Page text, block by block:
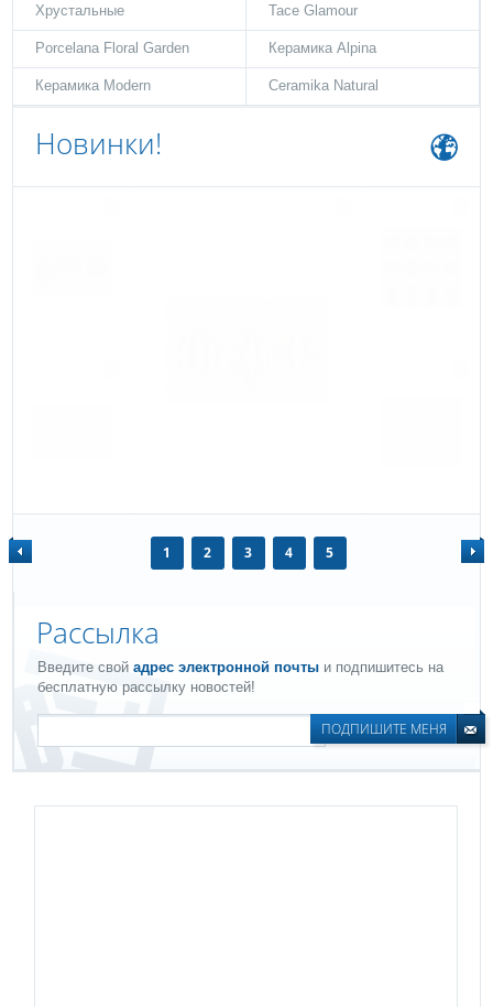
Хрустальные Tace Glamour
Porcelana Floral Garden Керамика Alpina
Керамика Modern Ceramika Natural
Новинки!
1 2 3 4 5
Рассылка
Введите свойадрес электронной почты и подпишитесь на
бесплатную рассылку новостей!
ПОДПИШИТЕ МЕНЯ